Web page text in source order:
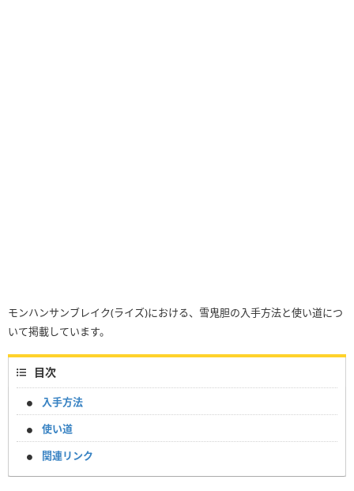
モンハンサンブレイク(ライズ)における、雪鬼胆の入手方法と使い道につ
いて掲載しています。
目次
入手方法
使い道
関連リンク